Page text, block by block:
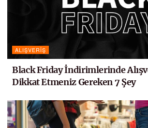
ALIŞVERIŞ
Black Friday İndirimlerinde
Dikkat Etmeniz Gereken 7 Şey